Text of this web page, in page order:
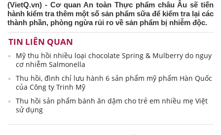
(VietQ.vn) - Cơ quan An toàn Thực phẩm châu Âu sẽ tiến
hành kiểm tra thêm một số sản phẩm sữa để kiểm tra lại các
thành phần, phòng ngừa rủi ro về sản phẩm bị nhiễm độc.
TIN LIÊN QUAN
Mỹ thu hồi nhiều loại chocolate Spring & Mulberry do nguy
cơ nhiễm Salmonella
Thu hồi, đình chỉ lưu hành 6 sản phẩm mỹ phẩm Hàn Quốc
của Công ty Trinh Mỹ
Thu hồi sản phẩm bánh ăn dặm cho trẻ em nhiều mẹ Việt
sử dụng